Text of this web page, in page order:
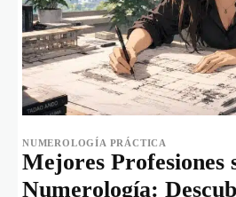
NUMEROLOGÍA PRÁCTICA
Mejores Profesiones
Numerología: